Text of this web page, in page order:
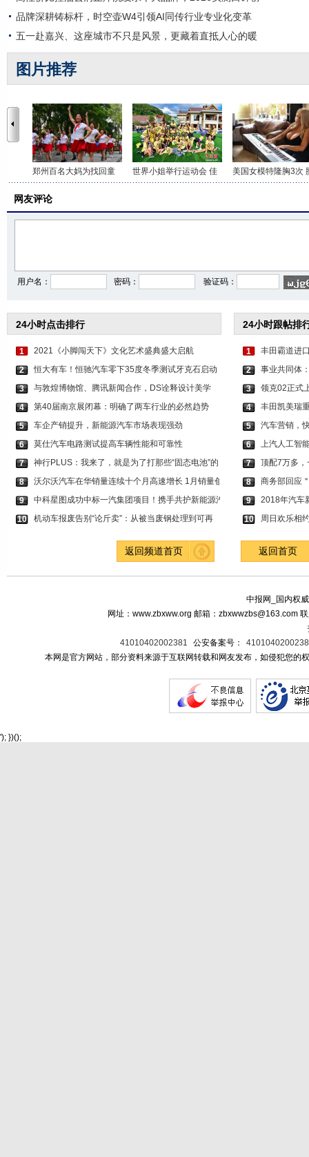
品牌深耕铸标杆，时空壶W4引领AI同传行业专业化变革
五一赴嘉兴、这座城市不只是风景，更藏着直抵人心的暖
图片推荐
郑州百名大妈为找回童 世界小姐举行运动会 佳 美国女模特隆胸3次
网友评论
用户名： 密码： 验证码：
24小时点击排行
1
2021《小脚闯天下》文化艺术盛典盛大启航
2
恒大有车！恒驰汽车零下35度冬季测试牙克石启动
3
与敦煌博物馆、腾讯新闻合作，DS诠释设计美学
4
第40届南京展闭幕：明确了两车行业的必然趋势
5
车企产销提升，新能源汽车市场表现强劲
6
莫仕汽车电路测试提高车辆性能和可靠性
7
神行PLUS：我来了，就是为了打那些“固态电池”的
8
沃尔沃汽车在华销量连续十个月高速增长 1月销量创
9
中科星图成功中标一汽集团项目！携手共护新能源汽
10
机动车报废告别“论斤卖”：从被当废钢处理到可再
24小时跟帖排
1
丰田霸道进
2
事业共同体
3
领克02正式
4
丰田凯美瑞
5
汽车营销，
6
上汽人工智
7
顶配7万多
8
商务部回应
9
2018年汽车
10
周日欢乐相
返回频道首页 返回首页
中报网_国内权
网址：www.zbxww.org 邮箱：zbxwwzbs@163.com
41010402002381
公安备案号：
本网是官方网站，部分资料来源于互联网转载和网友发布，如侵犯您的
'); })();